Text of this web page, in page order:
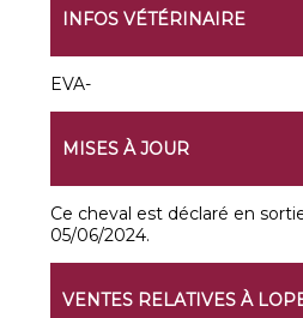
INFOS VÉTÉRINAIRE
EVA-
MISES À JOUR
Ce cheval est déclaré en
05/06/2024.
VENTES RELATIVES À